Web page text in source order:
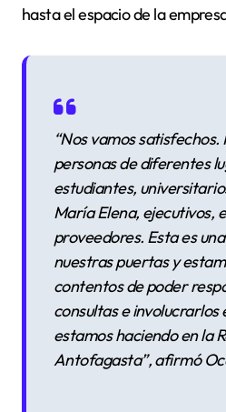
hasta el espacio de la
“Nos vamos
personas de diferentes
estudiantes,
María Elena, ejecutivos,
proveedores. Esta es
nuestras puertas y
contentos de poder
consultas e involucrarlos
estamos haciendo en la
Antofagasta”, afirmó